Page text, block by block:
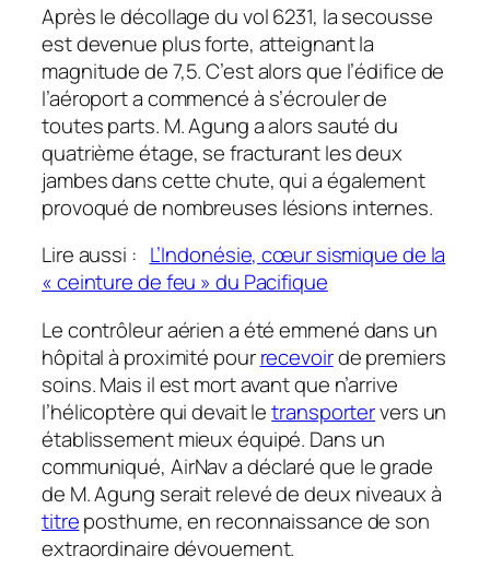
Après le décollage du vol 6231, la secousse
est devenue plus forte, atteignant la
magnitude de 7,5. C’est alors que l’édifice de
l’aéroport a commencé à s’écrouler de
toutes parts. M. Agung a alors sauté du
quatrième étage, se fracturant les deux
jambes dans cette chute, qui a également
provoqué de nombreuses lésions internes.
Lire aussi : L’Indonésie, cœur sismique de la
« ceinture de feu » du Pacifique
Le contrôleur aérien a été emmené dans un
hôpital à proximité pourrecevoirde premiers
soins. Mais il est mort avant que n’arrive
l’hélicoptère qui devait letransportervers un
établissement mieux équipé. Dans un
communiqué, AirNav a déclaré que le grade
de M. Agung serait relevé de deux niveaux à
titreposthume, en reconnaissance de son
extraordinaire dévouement.